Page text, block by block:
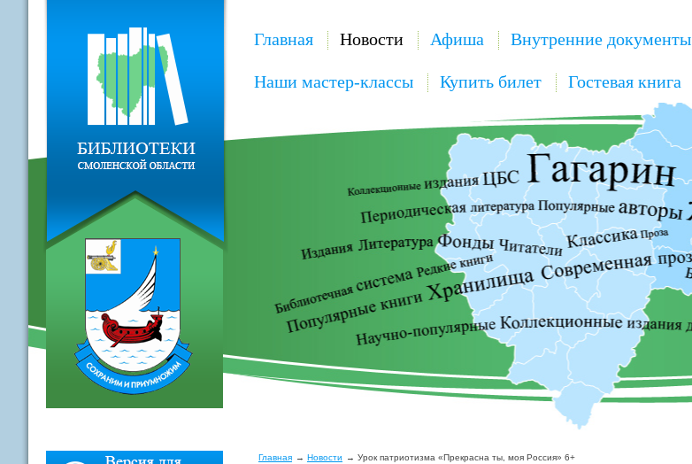
Главная Новости Афиша Внутренние документы
Наши мастер-классы Купить билет Гостевая книга
Главная Новости Урок патриотизма «Прекрасна ты, моя Россия» 6+